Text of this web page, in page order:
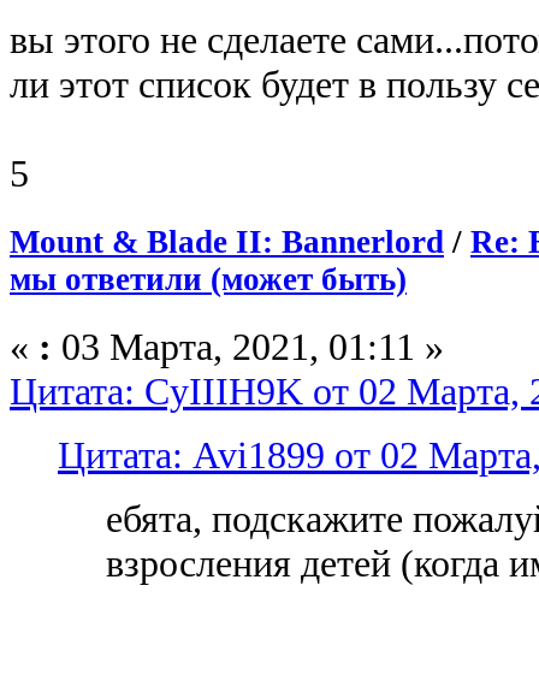
вы этого не сделаете
ли этот список будет в пользу
5
Mount & Blade II: Bannerlord / Re:
мы ответили (может быть)
« : 03 Марта, 2021, 01:11 »
Цитата: CyIIIH9K от 02 Марта,
Цитата: Avi1899 от 02
ебята, подскажите
взросления детей (когда